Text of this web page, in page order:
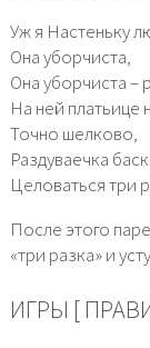
Уж я Настеньку
Она уборчиста,
Она уборчиста –
На ней платьице
Точно шелково,
Раздуваечка
Целоваться три
После этого
«три разка» и
ИГРЫ [